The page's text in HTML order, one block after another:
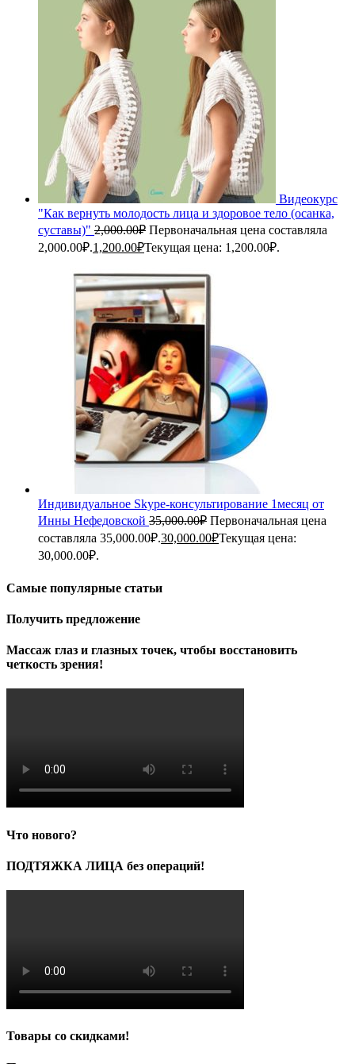
Видеокурс
"Как вернуть молодость лица и здоровое тело (осанка,
суставы)" 2,000.00₽ Первоначальная цена составляла
2,000.00₽.1,200.00₽Текущая цена: 1,200.00₽.
Индивидуальное Skype-консультирование 1месяц от
Инны Нефедовской 35,000.00₽ Первоначальная цена
составляла 35,000.00₽.30,000.00₽Текущая цена:
30,000.00₽.
Самые популярные статьи
Получить предложение
Массаж глаз и глазных точек, чтобы восстановить
четкость зрения!
Что нового?
ПОДТЯЖКА ЛИЦА без операций!
Товары со скидками!